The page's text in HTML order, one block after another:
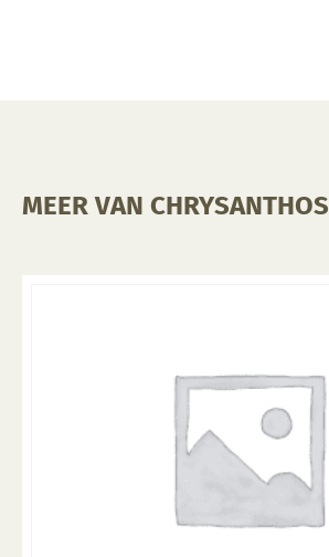
MEER VAN CHRYSANTHOS